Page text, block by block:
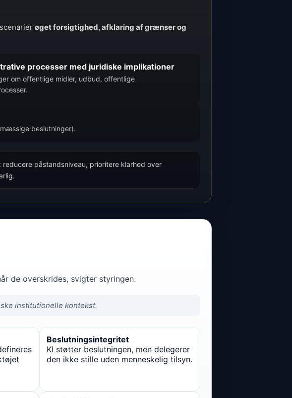
øget forsigtighed, afklaring af grænser og
processer med juridiske implikationer
om offentlige midler, udbud, offentlige
beslutninger).
: reducere påstandsniveau, prioritere klarhed over
de overskrides, svigter styringen.
institutionelle kontekst.
Beslutningsintegritet
KI støtter beslutningen, men delegerer
den ikke stille uden menneskelig tilsyn.